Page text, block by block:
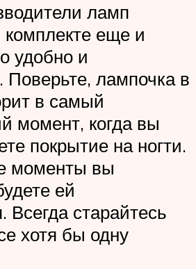
ламп
комплекте еще и
удобно и
Поверьте, лампочка в
в самый
момент, когда вы
покрытие на ногти.
моменты вы
ей
Всегда старайтесь
хотя бы одну